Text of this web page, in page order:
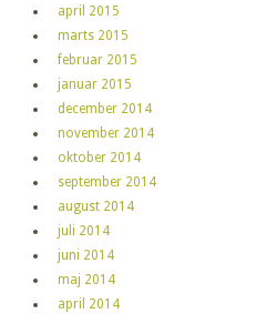
april 2015
marts 2015
februar 2015
januar 2015
december 2014
november 2014
oktober 2014
september 2014
august 2014
juli 2014
juni 2014
maj 2014
april 2014